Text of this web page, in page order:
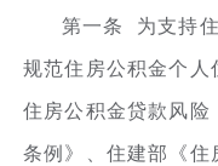
第一条 为支持
规范住房公积金个人
住房公积金贷款风险
条例》、住建部《住